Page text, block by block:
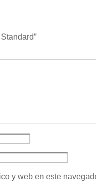
y web en este